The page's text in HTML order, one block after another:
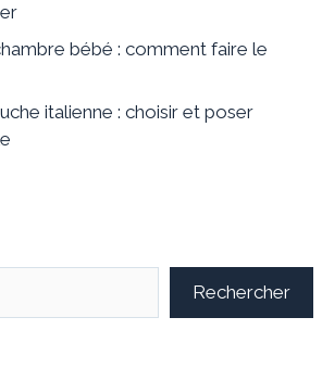
bébé : comment faire le
italienne : choisir et poser
Rechercher